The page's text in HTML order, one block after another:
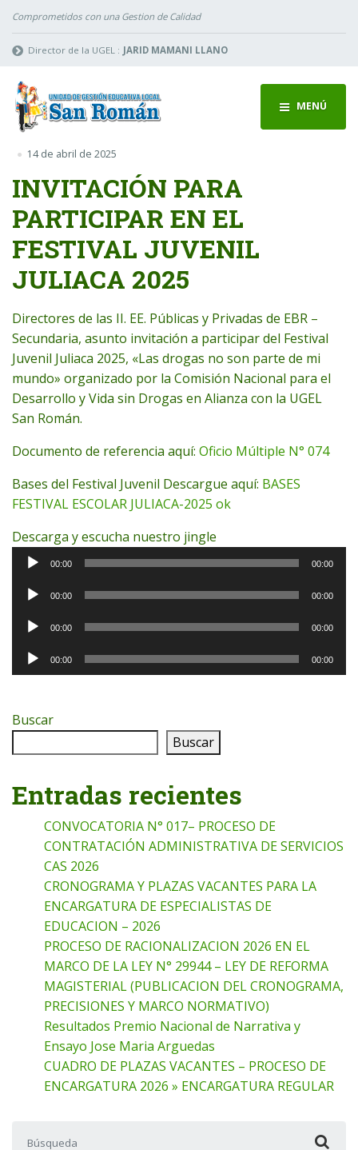
Comprometidos con una Gestion de Calidad
Director de la UGEL : JARID MAMANI LLANO
MENÚ
14 de abril de 2025
INVITACIÓN PARA
PARTICIPAR EN EL
FESTIVAL JUVENIL
JULIACA 2025
Directores de las II. EE. Públicas y Privadas de EBR –
Secundaria, asunto invitación a participar del Festival
Juvenil Juliaca 2025, «Las drogas no son parte de mi
mundo» organizado por la Comisión Nacional para el
Desarrollo y Vida sin Drogas en Alianza con la UGEL
San Román.
Documento de referencia aquí: Oficio Múltiple N° 074
Bases del Festival Juvenil Descargue aquí: BASES
FESTIVAL ESCOLAR JULIACA-2025 ok
Descarga y escucha nuestro jingle
Reproductor
audio
00:00 00:00
Reproductor
audio
00:00 00:00
Reproductor
audio
00:00 00:00
Reproductor
de
00:00 00:00
Buscar
Buscar
Entradas recientes
CONVOCATORIA N° 017– PROCESO DE
CONTRATACIÓN ADMINISTRATIVA DE SERVICIOS
CAS 2026
CRONOGRAMA Y PLAZAS VACANTES PARA LA
ENCARGATURA DE ESPECIALISTAS DE
EDUCACION – 2026
PROCESO DE RACIONALIZACION 2026 EN EL
MARCO DE LA LEY N° 29944 – LEY DE REFORMA
MAGISTERIAL (PUBLICACION DEL CRONOGRAMA,
PRECISIONES Y MARCO NORMATIVO)
Resultados Premio Nacional de Narrativa y
Ensayo Jose Maria Arguedas
CUADRO DE PLAZAS VACANTES – PROCESO DE
ENCARGATURA 2026 » ENCARGATURA REGULAR